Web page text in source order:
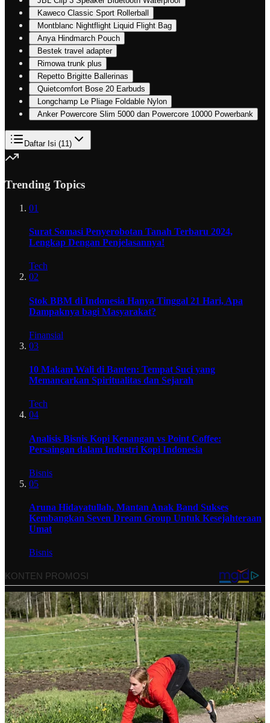
Kaweco Classic Sport Rollerball
Montblanc Nightflight Liquid Flight Bag
Anya Hindmarch Pouch
Bestek travel adapter
Rimowa trunk plus
Repetto Brigitte Ballerinas
Quietcomfort Bose 20 Earbuds
Longchamp Le Pliage Foldable Nylon
Anker Powercore Slim 5000 dan Powercore 10000 Powerbank
Daftar Isi (11)
Trending Topics
01
Surat Somasi Penyerobotan Tanah Terbaru 2024,
Lengkap Dengan Penjelasannya!
Tech
02
Stok BBM di Indonesia Hanya Tinggal 21 Hari, Apa
Dampaknya bagi Masyarakat?
Finansial
03
10 Makam Wali di Banten: Tempat Suci yang
Memancarkan Spiritualitas dan Sejarah
Tech
04
Analisis Bisnis Kopi Kenangan vs Point Coffee:
Persaingan dalam Industri Kopi Indonesia
Bisnis
05
Aruna Hidayatullah, Mantan Anak Band Sukses
Kembangkan Seven Dream Group Untuk Kesejahteraan
Umat
Bisnis